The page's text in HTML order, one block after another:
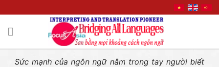
Sức mạnh của ngôn ngữ nằm trong tay người biết